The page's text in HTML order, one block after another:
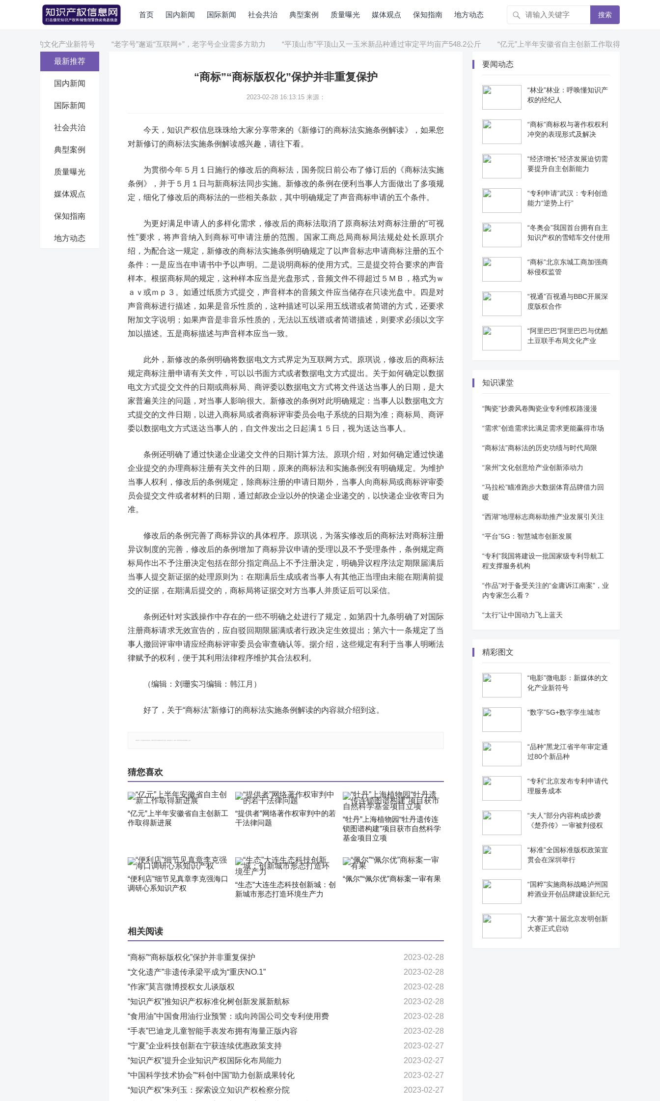
首页 国内新闻 国际新闻 社会共治 典型案例 质量曝光 媒体观点 保知指南 地方动态 搜索
新媒体的文化产业新符号 “老字号”邂逅“互联网+”，老字号企业需多方助力 “平顶山市”平顶山又一玉米新品种通过审定平均亩产548.2公斤 “亿元”上半年安徽省自主创新工作取得新进展
最新推荐
国内新闻
国际新闻
社会共治
典型案例
质量曝光
媒体观点
保知指南
地方动态
“商标”“商标版权化”保护并非重复保护
2023-02-28 16:13:15 来源：
今天，知识产权信息珠珠给大家分享带来的《新修订的商标法实施条例解读》，如果您
对新修订的商标法实施条例解读感兴趣，请往下看。
为贯彻今年５月１日施行的修改后的商标法，国务院日前公布了修订后的《商标法实施
条例》，并于５月１日与新商标法同步实施。新修改的条例在便利当事人方面做出了多项规
定，细化了修改后的商标法的一些相关条款，其中明确规定了声音商标申请的五个条件。
为更好满足申请人的多样化需求，修改后的商标法取消了原商标法对商标注册的“可视
性”要求，将声音纳入到商标可申请注册的范围。国家工商总局商标局法规处处长原琪介
绍，为配合这一规定，新修改的商标法实施条例明确规定了以声音标志申请商标注册的五个
条件：一是应当在申请书中予以声明。二是说明商标的使用方式。三是提交符合要求的声音
样本。根据商标局的规定，这种样本应当是光盘形式，音频文件不得超过５ＭＢ，格式为ｗ
ａｖ或ｍｐ３。如通过纸质方式提交，声音样本的音频文件应当储存在只读光盘中。四是对
声音商标进行描述，如果是音乐性质的，这种描述可以采用五线谱或者简谱的方式，还要求
附加文字说明；如果声音是非音乐性质的，无法以五线谱或者简谱描述，则要求必须以文字
加以描述。五是商标描述与声音样本应当一致。
此外，新修改的条例明确将数据电文方式界定为互联网方式。原琪说，修改后的商标法
规定商标注册申请有关文件，可以以书面方式或者数据电文方式提出。关于如何确定以数据
电文方式提交文件的日期或商标局、商评委以数据电文方式将文件送达当事人的日期，是大
家普遍关注的问题，对当事人影响很大。新修改的条例对此明确规定：当事人以数据电文方
式提交的文件日期，以进入商标局或者商标评审委员会电子系统的日期为准；商标局、商评
委以数据电文方式送达当事人的，自文件发出之日起满１５日，视为送达当事人。
条例还明确了通过快递企业递交文件的日期计算方法。原琪介绍，对如何确定通过快递
企业提交的办理商标注册有关文件的日期，原来的商标法和实施条例没有明确规定。为维护
当事人权利，修改后的条例规定，除商标注册的申请日期外，当事人向商标局或商标评审委
员会提交文件或者材料的日期，通过邮政企业以外的快递企业递交的，以快递企业收寄日为
准。
修改后的条例完善了商标异议的具体程序。原琪说，为落实修改后的商标法对商标注册
异议制度的完善，修改后的条例增加了商标异议申请的受理以及不予受理条件，条例规定商
标局作出不予注册决定包括在部分指定商品上不予注册决定，明确异议程序法定期限届满后
当事人提交新证据的处理原则为：在期满后生成或者当事人有其他正当理由未能在期满前提
交的证据，在期满后提交的，商标局将证据交对方当事人并质证后可以采信。
条例还针对实践操作中存在的一些不明确之处进行了规定，如第四十九条明确了对国际
注册商标请求无效宣告的，应自驳回期限届满或者行政决定生效提出；第六十一条规定了当
事人撤回评审申请应经商标评审委员会审查确认等。据介绍，这些规定有利于当事人明晰法
律赋予的权利，便于其利用法律程序维护其合法权利。
（编辑：刘珊实习编辑：韩江月）
好了，关于“商标法”新修订的商标法实施条例解读的内容就介绍到这。
猜您喜欢
“亿元”上半年安徽省自主创新工
作取得新进展
“提供者”网络著作权审判中的若
干法律问题
“牡丹”上海植物园“牡丹遗传连
锁图谱构建”项目获市自然科学
基金项目立项
“便利店”细节见真章李克强海口
调研心系知识产权
“生态”大连生态科技创新城：创
新城市形态打造环境生产力
“佩尔”“佩尔优”商标案一审有果
相关阅读
“商标”“商标版权化”保护并非重复保护
2023-02-28
“文化遗产”非遗传承梁平成为“重庆NO.1”
2023-02-28
“作家”莫言微博授权女儿谈版权
2023-02-28
“知识产权”推知识产权标准化树创新发展新航标
2023-02-28
“食用油”中国食用油行业预警：或向跨国公司交专利使用费
2023-02-28
“手表”巴迪龙儿童智能手表发布拥有海量正版内容
2023-02-28
“宁夏”企业科技创新在宁获连续优惠政策支持
2023-02-27
“知识产权”提升企业知识产权国际化布局能力
2023-02-27
“中国科学技术协会”“科创中国”助力创新成果转化
2023-02-27
“知识产权”朱列玉：探索设立知识产权检察分院
2023-02-27
要闻动态
“林业”林业：呼唤懂知识产
权的经纪人
“商标”商标权与著作权权利
冲突的表现形式及解决
“经济增长”经济发展迫切需
要提升自主创新能力
“专利申请”武汉：专利创造
能力“逆势上行”
“冬奥会”我国首台拥有自主
知识产权的雪蜡车交付使用
“商标”北京东城工商加强商
标侵权监管
“视通”百视通与BBC开展深
度版权合作
“阿里巴巴”阿里巴巴与优酷
土豆联手布局文化产业
知识课堂
“陶瓷”抄袭风卷陶瓷业专利维权路漫漫
“需求”创造需求比满足需求更能赢得市场
“商标法”商标法的历史功绩与时代局限
“泉州”文化创意给产业创新添动力
“马拉松”瞄准跑步大数据体育品牌借力回
暖
“西湖”地理标志商标助推产业发展引关注
“平台”5G：智慧城市创新发展
“专利”我国将建设一批国家级专利导航工
程支撑服务机构
“作品”对于备受关注的“金庸诉江南案”，业
内专家怎么看？
“太行”让中国动力飞上蓝天
精彩图文
“电影”微电影：新媒体的文
化产业新符号
“数字”5G+数字孪生城市
“品种”黑龙江省半年审定通
过80个新品种
“专利”北京发布专利申请代
理服务成本
“夫人”部分内容构成抄袭
《楚乔传》一审被判侵权
“标准”全国标准版权政策宣
贯会在深圳举行
“国粹”实施商标战略泸州国
粹酒业开创品牌建设新纪元
“大赛”第十届北京发明创新
大赛正式启动